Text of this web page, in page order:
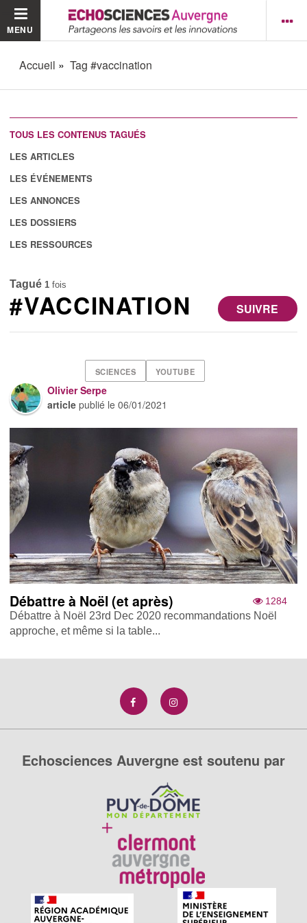
MENU
Accueil Tag #vaccination
TOUS LES CONTENUS TAGUÉS
LES ARTICLES
LES ÉVÉNEMENTS
LES ANNONCES
LES DOSSIERS
LES RESSOURCES
Tagué 1 fois
SUIVRE
#VACCINATION
SCIENCES YOUTUBE
Olivier Serpe
article publié le06/01/2021
1284
Débattre à Noël (et après)
Débattre à Noël 23rd Dec 2020 recommandations Noël
approche, et même si la table...
Echosciences Auvergne est soutenu par